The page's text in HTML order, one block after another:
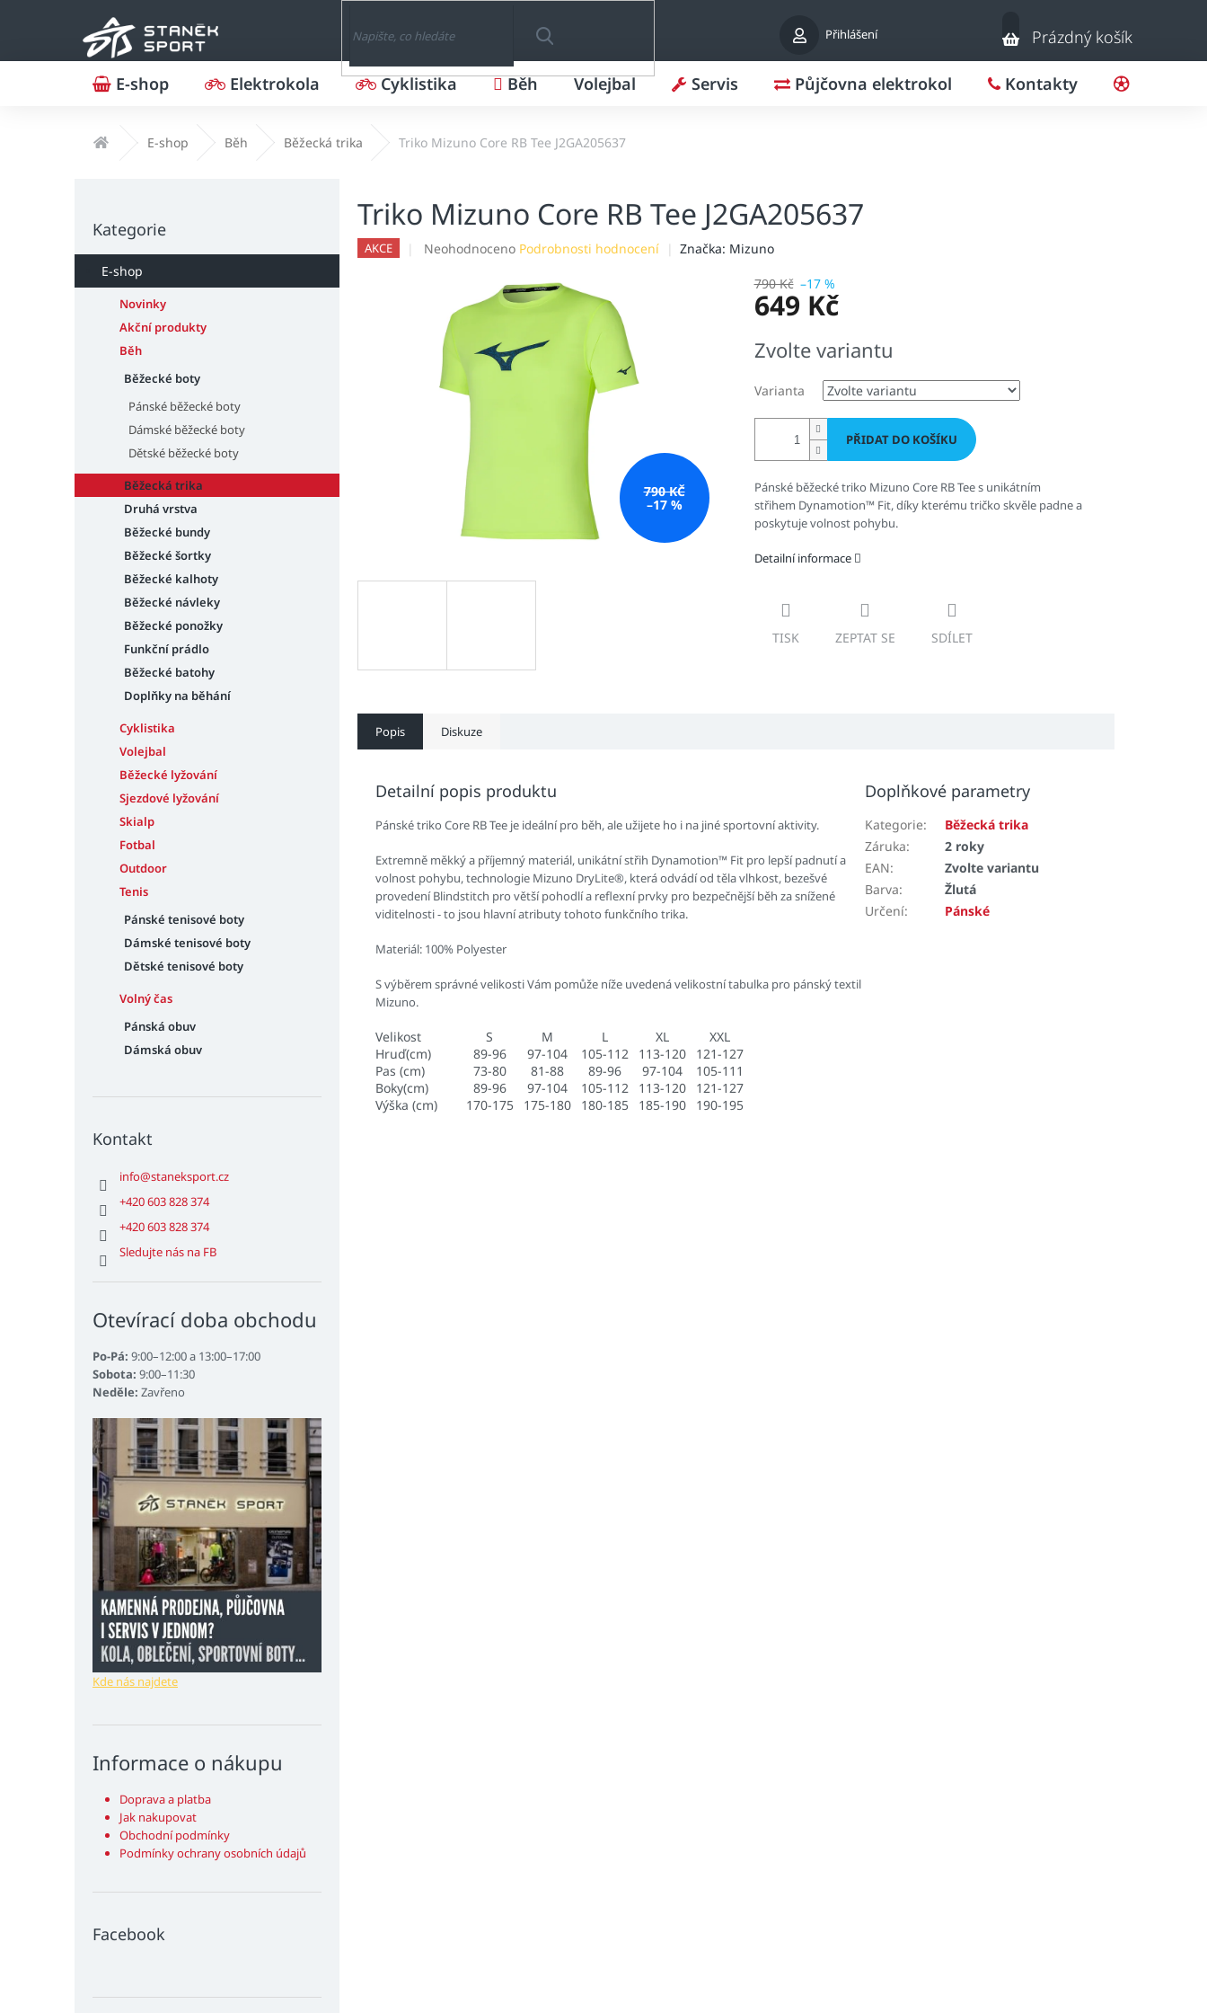
Přihlášení
HLEDAT
Nákupní
košík
Prázdný košík
E-shop Elektrokola Cyklistika Běh Volejbal Servis Půjčovna elektrokol Kontakty
Domů E-shop Běh Běžecká trika Triko Mizuno Core RB Tee J2GA205637
a
kategorie
Kategorie
E-shop
Novinky
Akční produkty
Běh
Běžecké boty
Pánské běžecké boty
Dámské běžecké boty
Dětské běžecké boty
Běžecká trika
Druhá vrstva
Běžecké bundy
Běžecké šortky
Běžecké kalhoty
Běžecké návleky
Běžecké ponožky
Funkční prádlo
Běžecké batohy
Doplňky na běhání
Cyklistika
Volejbal
Běžecké lyžování
Sjezdové lyžování
Skialp
Fotbal
Outdoor
Tenis
Pánské tenisové boty
Dámské tenisové boty
Dětské tenisové boty
Volný čas
Pánská obuv
Dámská obuv
Kontakt
info@staneksport.cz
+420 603 828 374
+420 603 828 374
Sledujte nás na FB
Otevírací doba obchodu
Po-Pá: 9:00–12:00 a 13:00–17:00
Sobota: 9:00–11:30
Neděle: Zavřeno
Kde nás najdete
Informace o nákupu
Doprava a platba
Jak nakupovat
Obchodní podmínky
Podmínky ochrany osobních údajů
Facebook
Triko Mizuno Core RB Tee J2GA205637
AKCE
Průměrné
hvězdiček.
Neohodnoceno Podrobnosti hodnocení Značka: Mizuno
790 KČ
–17 %
790 Kč –17 %
649 Kč
cena:
Zvolte variantu
Varianta
PŘIDAT DO KOŠÍKU
Pánské běžecké triko Mizuno Core RB Tee s unikátním
střihem Dynamotion™ Fit, díky kterému tričko skvěle padne a
poskytuje volnost pohybu.
Detailní informace
TISK ZEPTAT SE SDÍLET
Popis Diskuze
Detailní popis produktu
Pánské triko Core RB Tee je ideální pro běh, ale užijete ho i na jiné sportovní aktivity.
Extremně měkký a příjemný materiál, unikátní střih Dynamotion™ Fit pro lepší padnutí a
volnost pohybu,technologie Mizuno DryLite®, která odvádí od těla vlhkost, bezešvé
provedení Blindstitch pro větší pohodlí a reflexní prvky pro bezpečnější běh za snížené
viditelnosti - to jsou hlavní atributy tohoto funkčního trika.
Materiál: 100% Polyester
S výběrem správné velikosti Vám pomůže níže uvedenávelikostní tabulka pro pánský textil
Mizuno.
Velikost S M L XL
XXL
Hruď(cm)
89-96 97-104 105-112 113-120
121-127
Pas (cm)
73-80 81-88 89-96 97-104
105-111
Boky(cm)
89-96 97-104 105-112 113-120
121-127
Výška (cm)
170-175 175-180 180-185 185-190 190-195
Doplňkové parametry
Kategorie:
Běžecká trika
Záruka:
2 roky
EAN:
Zvolte variantu
Barva:
Žlutá
Určení: Pánské